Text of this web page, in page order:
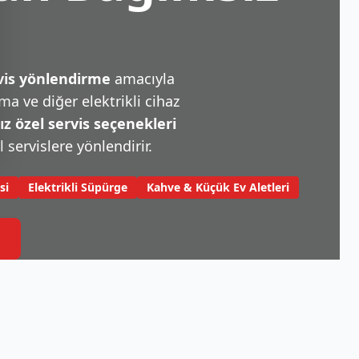
yönlendirme amacıyla
ve diğer elektrikli cihaz
özel servis seçenekleri
servislere yönlendirir.
Elektrikli Süpürge Kahve & Küçük Ev Aletleri